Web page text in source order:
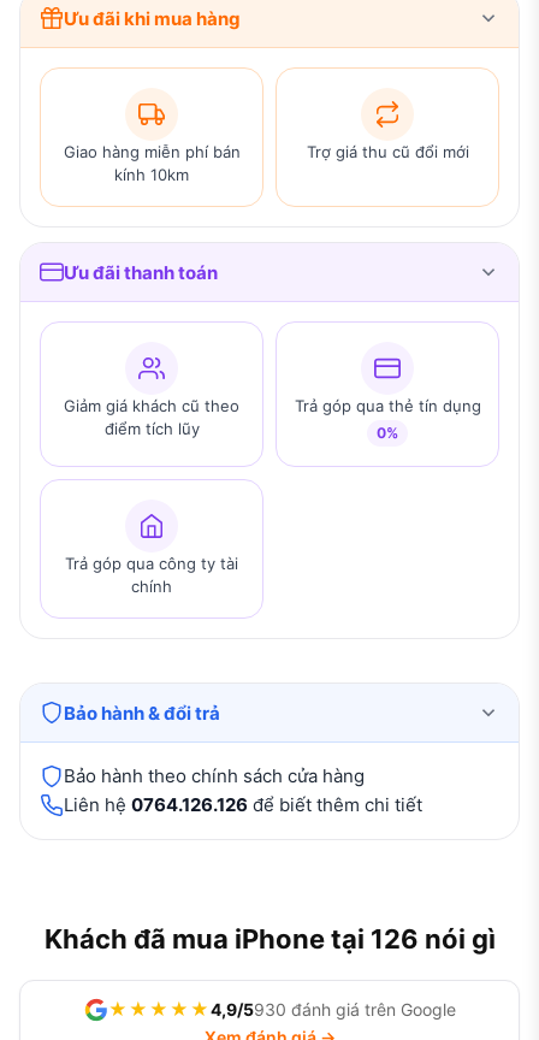
Ưu đãi khi mua hàng
Giao hàng miễn phí bán
kính 10km
Trợ giá thu cũ đổi mới
Ưu đãi thanh toán
Giảm giá khách cũ theo
điểm tích lũy
Trả góp qua thẻ tín dụng
0%
Trả góp qua công ty tài
chính
Bảo hành & đổi trả
Bảo hành theo chính sách cửa hàng
Liên hệ 0764.126.126 để biết thêm chi tiết
Khách đã mua iPhone tại 126 nói gì
★★★★★4,9/5930 đánh giá trên Google